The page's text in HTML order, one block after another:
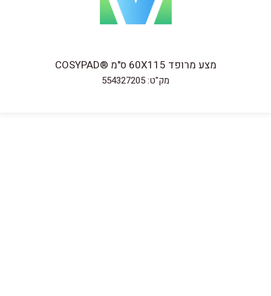
מצע מרופד 60X115 ס"מ ®COSYPAD
מק"ט: 554327205